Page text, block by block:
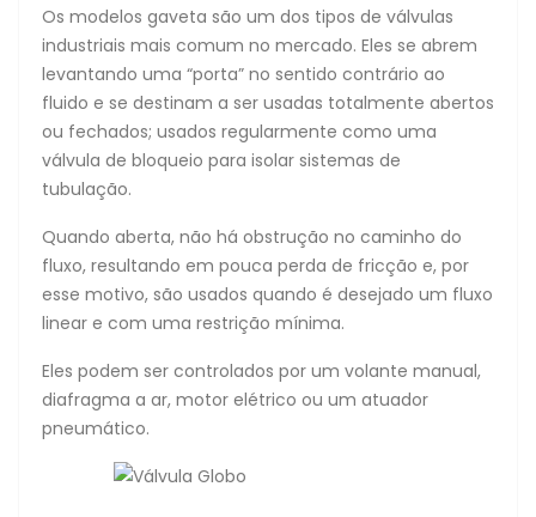
Os modelos gaveta são um dos tipos de válvulas
industriais mais comum no mercado. Eles se abrem
levantando uma “porta” no sentido contrário ao
fluido e se destinam a ser usadas totalmente abertos
ou fechados; usados ​​regularmente como uma
válvula de bloqueio para isolar sistemas de
tubulação.
Quando aberta, não há obstrução no caminho do
fluxo, resultando em pouca perda de fricção e, por
esse motivo, são usados quando é desejado um fluxo
linear e com uma restrição mínima.
Eles podem ser controlados por um volante manual,
diafragma a ar, motor elétrico ou um atuador
pneumático.